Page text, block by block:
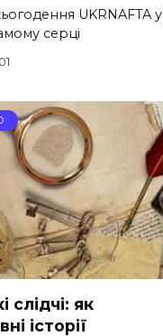
UKRNAFTA у
серці
слідчі: як
історії